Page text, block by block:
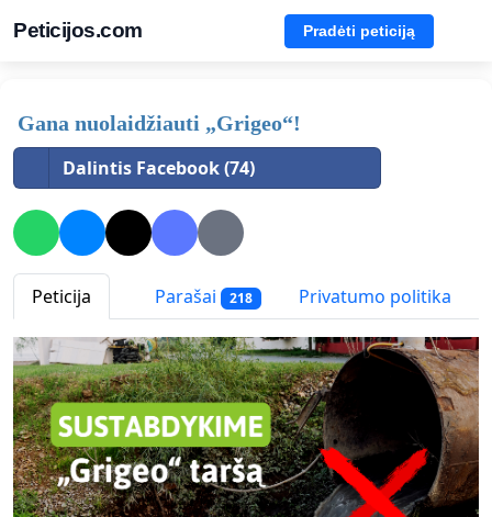
Peticijos.com Pradėti peticiją
Gana nuolaidžiauti „Grigeo“!
Dalintis Facebook (74)
Peticija Parašai 218 Privatumo politika